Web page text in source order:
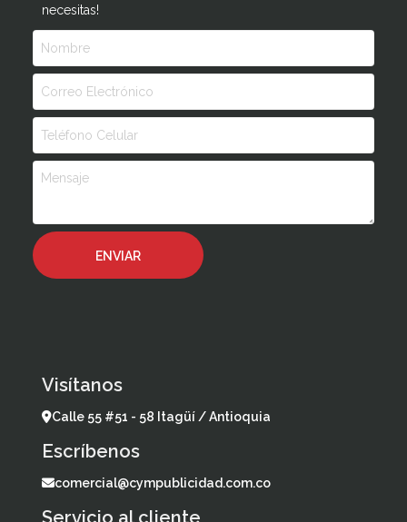
necesitas!
Visítanos
Calle 55 #51 - 58 Itagüí / Antioquia
Escríbenos
comercial@cympublicidad.com.co
Servicio al cliente